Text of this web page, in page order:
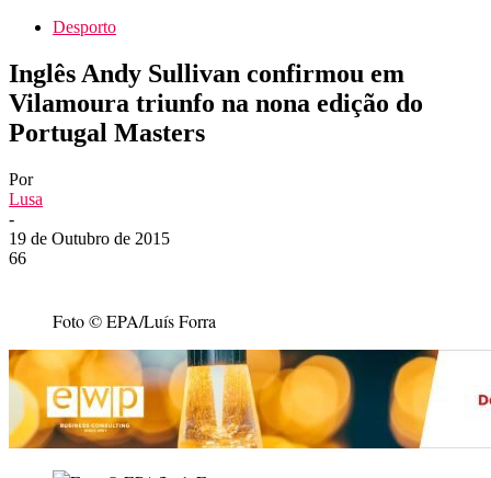
Desporto
Inglês Andy Sullivan confirmou em
Vilamoura triunfo na nona edição do
Portugal Masters
Por
Lusa
-
19 de Outubro de 2015
66
Foto © EPA/Luís Forra